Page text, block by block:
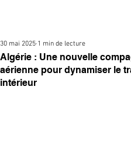
Algérie : Une nouvelle
aérienne pour dynamiser le
intérieur
30 mai 2025 1 min de lecture